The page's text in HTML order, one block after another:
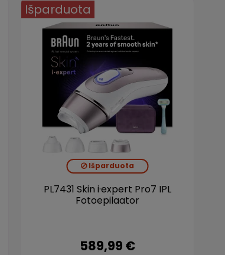
Išparduota
Išparduota
PL7431 Skin i·expert Pro7 IPL
Fotoepilaator
589,99 €